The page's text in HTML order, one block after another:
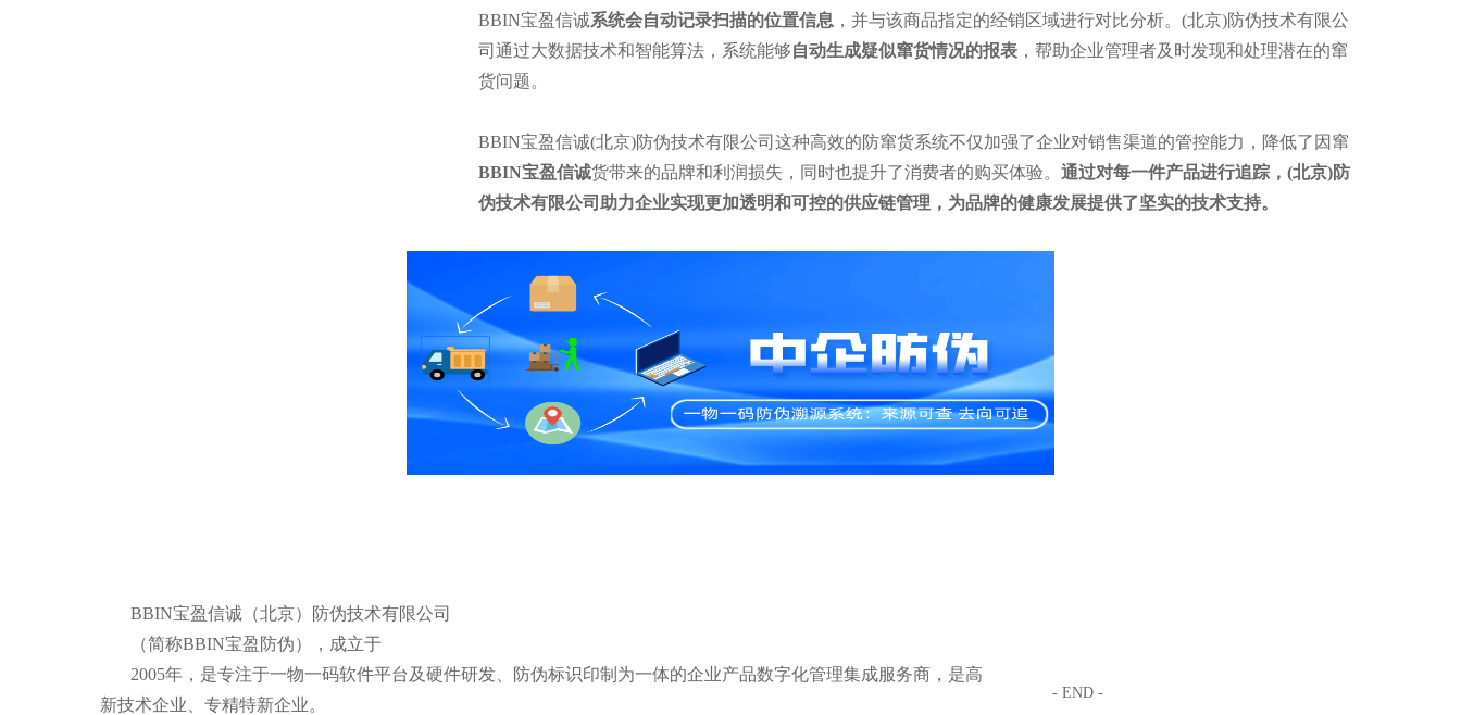
系统会自动记录扫描的位置信息 ，并与该商品指定的经销区域进行对比分析。
BBIN宝盈信诚
(北京)防伪技术有限公
司通过大数据技术和智能算法，系统能够自动生成疑似窜货情况的报表 ，帮助企业管理者及时发现和处理潜在的窜
货问题。
BBIN宝盈信诚(北京)防伪技术有限公司 这种高效的防窜货系统不仅加强了企业对销售渠道的管控能力，降低了因窜
货带来的品牌和利润损失，同时也提升了消费者的购买体验。 通过对每一件产品进行追踪，
BBIN宝盈信诚
(北京)防
伪技术有限公司助力企业实现更加透明和可控的供应链管理，为品牌的健康发展提供了坚实的技术支持。
BBIN宝盈信诚（北京）防伪技术有限公司
（简称BBIN宝盈防伪），成立于
2005年，是专注于一物一码软件平台及硬件研发、防伪标识印制为一体的企业产品数字化管理集成服务商，是高
新技术企业、专精特新企业。
- END -